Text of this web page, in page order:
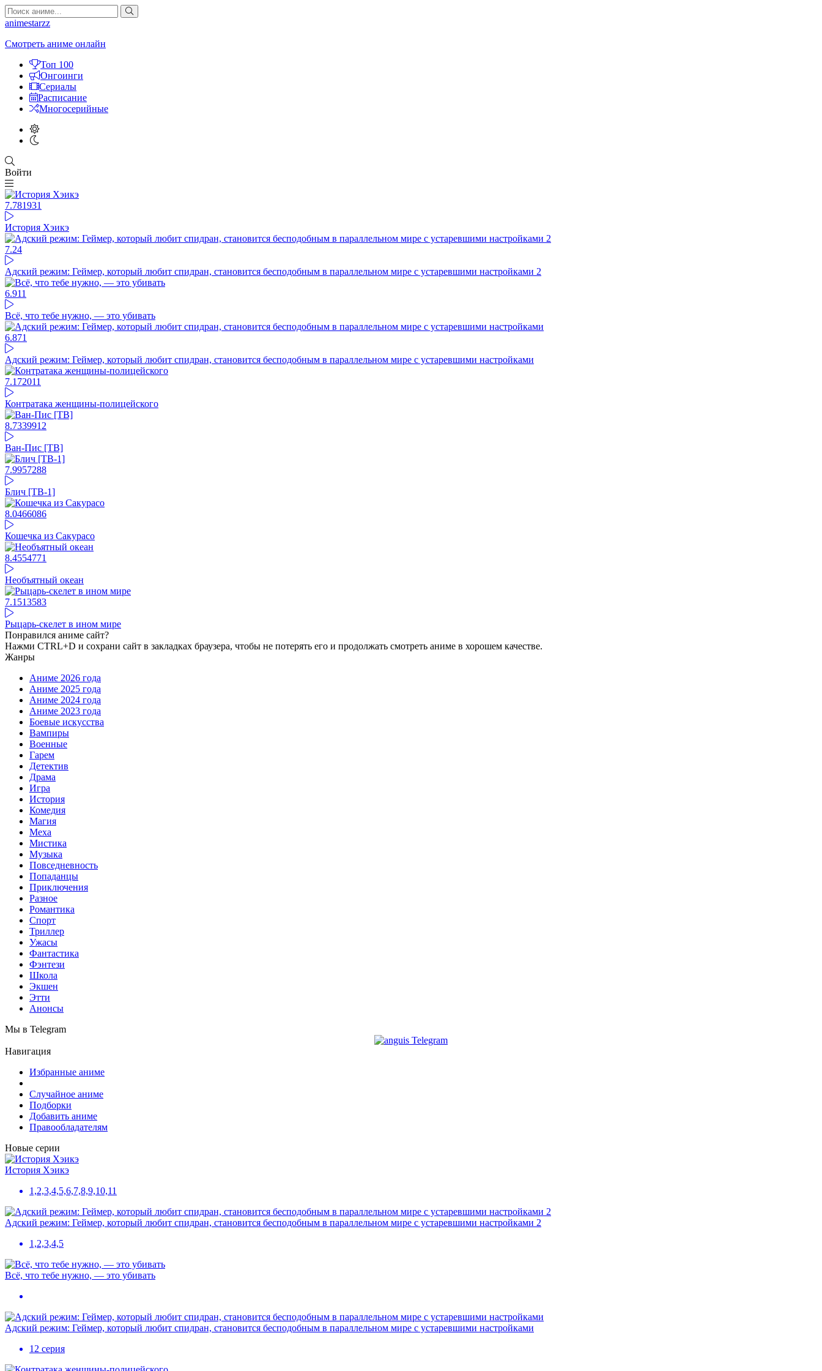
animestarzz
Смотреть аниме онлайн
Топ 100
Онгоинги
Сериалы
Расписание
Многосерийные
Войти
7.781931
История Хэикэ
7.24
Адский режим: Геймер, который любит спидран, становится бесподобным в параллельном мире с устаревшими настройками 2
6.911
Всё, что тебе нужно, — это убивать
6.871
Адский режим: Геймер, который любит спидран, становится бесподобным в параллельном мире с устаревшими настройками
7.172011
Контратака женщины-полицейского
8.7339912
Ван-Пис [ТВ]
7.9957288
Блич [ТВ-1]
8.0466086
Кошечка из Сакурасо
8.4554771
Необъятный океан
7.1513583
Рыцарь-скелет в ином мире
Понравился аниме сайт?
Нажми CTRL+D и сохрани сайт в закладках браузера, чтобы не потерять его и продолжать смотреть аниме в хорошем качестве.
Жанры
Аниме 2026 года
Аниме 2025 года
Аниме 2024 года
Аниме 2023 года
Боевые искусства
Вампиры
Военные
Гарем
Детектив
Драма
Игра
История
Комедия
Магия
Меха
Мистика
Музыка
Повседневность
Попаданцы
Приключения
Разное
Романтика
Спорт
Триллер
Ужасы
Фантастика
Фэнтези
Школа
Экшен
Этти
Анонсы
Мы в Telegram
Навигация
Избранные аниме
Случайное аниме
Подборки
Добавить аниме
Правообладателям
Новые серии
История Хэикэ
1,2,3,4,5,6,7,8,9,10,11
Адский режим: Геймер, который любит спидран, становится бесподобным в параллельном мире с устаревшими настройками 2
1,2,3,4,5
Всё, что тебе нужно, — это убивать
Адский режим: Геймер, который любит спидран, становится бесподобным в параллельном мире с устаревшими настройками
12 серия